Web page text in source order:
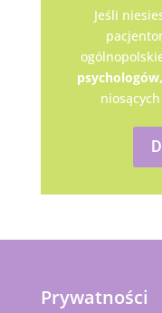
Jeśli
psychologów,
Prywatności